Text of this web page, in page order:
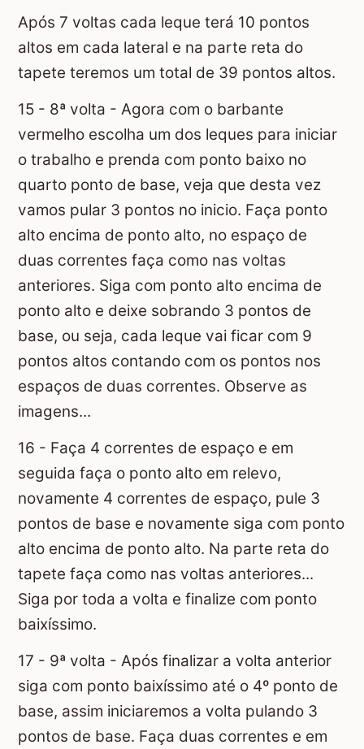
Após 7 voltas cada leque terá 10 pontos
altos em cada lateral e na parte reta do
tapete teremos um total de 39 pontos altos.
15 - 8ª volta - Agora com o barbante
vermelho escolha um dos leques para iniciar
o trabalho e prenda com ponto baixo no
quarto ponto de base, veja que desta vez
vamos pular 3 pontos no inicio. Faça ponto
alto encima de ponto alto, no espaço de
duas correntes faça como nas voltas
anteriores. Siga com ponto alto encima de
ponto alto e deixe sobrando 3 pontos de
base, ou seja, cada leque vai ficar com 9
pontos altos contando com os pontos nos
espaços de duas correntes. Observe as
imagens...
16 - Faça 4 correntes de espaço e em
seguida faça o ponto alto em relevo,
novamente 4 correntes de espaço, pule 3
pontos de base e novamente siga com ponto
alto encima de ponto alto. Na parte reta do
tapete faça como nas voltas anteriores...
Siga por toda a volta e finalize com ponto
baixíssimo.
17 - 9ª volta - Após finalizar a volta anterior
siga com ponto baixíssimo até o 4º ponto de
base, assim iniciaremos a volta pulando 3
pontos de base. Faça duas correntes e em